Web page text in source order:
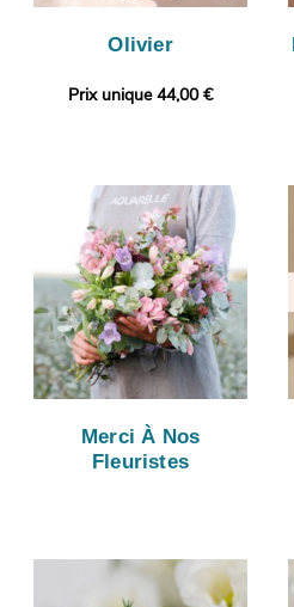
Olivier
Prix unique 44,00 €
Merci À Nos
Fleuristes